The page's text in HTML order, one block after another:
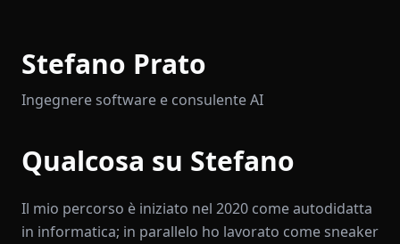
Stefano Prato
Ingegnere software e consulente AI
Qualcosa su Stefano
Il mio percorso è iniziato nel 2020 come autodidatta
in informatica; in parallelo ho lavorato come sneaker